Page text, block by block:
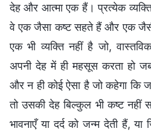
देह और आत्मा एक हैं। प्रत्येक
वे एक जैसा कष्ट सहते हैं और एक
एक भी व्यक्ति नहीं है जो,
अपनी देह में ही महसूस करता हो
और न ही कोई ऐसा है जो कहेगा कि
तो उसकी देह बिल्कुल भी कष्ट नहीं
भावनाएँ या दर्द को जन्म देती हैं,